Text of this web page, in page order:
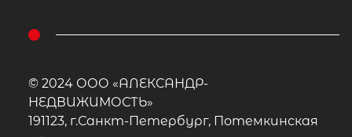
© 2024 ООО «АЛЕКСАНДР-
НЕДВИЖИМОСТЬ»
191123, г.Санкт-Петербург, Потемкинская